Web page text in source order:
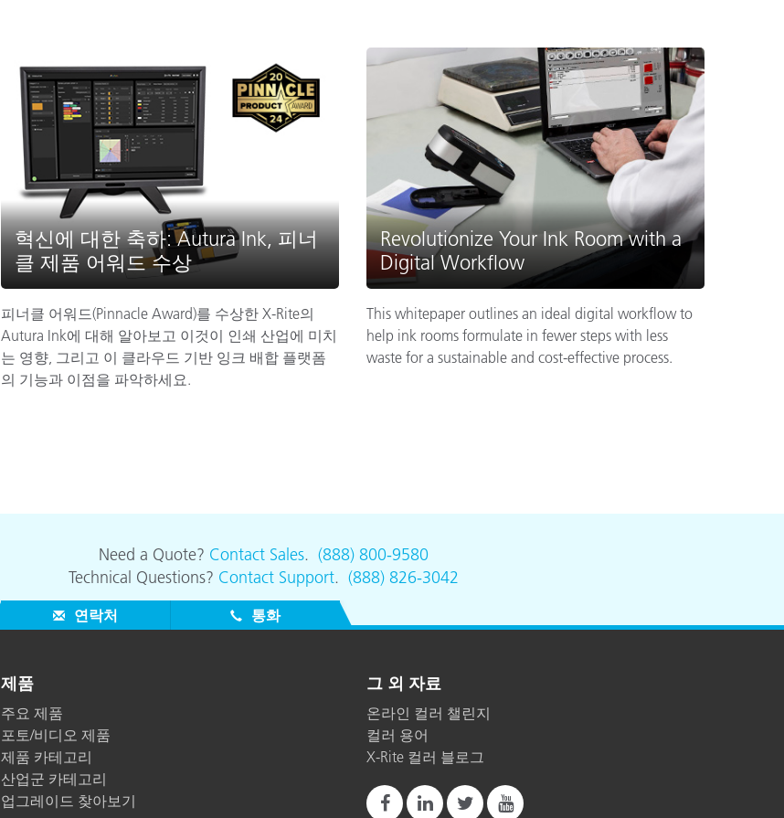
혁신에 대한 축하: Autura Ink, 피너
클 제품 어워드 수상
피너클 어워드(Pinnacle Award)를 수상한 X-Rite의
Autura Ink에 대해 알아보고 이것이 인쇄 산업에 미치
는 영향, 그리고 이 클라우드 기반 잉크 배합 플랫폼
의 기능과 이점을 파악하세요.
Revolutionize Your Ink Room with a
Digital Workflow
This whitepaper outlines an ideal digital workflow to
help ink rooms formulate in fewer steps with less
waste for a sustainable and cost-effective process.
Need a Quote? Contact Sales. (888) 800-9580
Technical Questions? Contact Support. (888) 826-3042
연락처 통화
제품
주요 제품
포토/비디오 제품
제품 카테고리
산업군 카테고리
업그레이드 찾아보기
그 외 자료
온라인 컬러 챌린지
컬러 용어
X-Rite 컬러 블로그